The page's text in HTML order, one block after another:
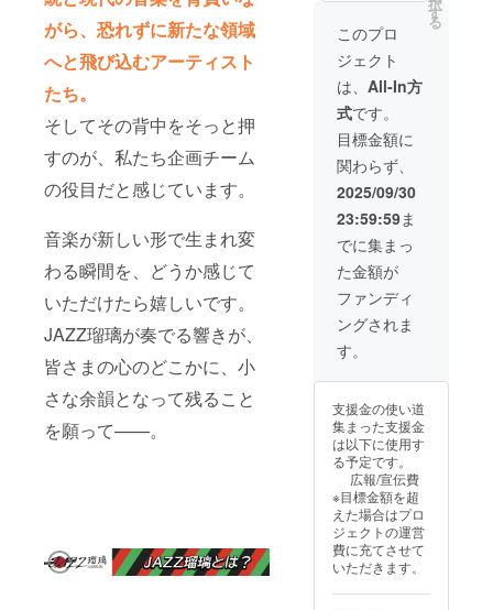
がら、恐れずに新たな領域
へと飛び込むアーティスト
たち。
そしてその背中をそっと押
すのが、私たち企画チーム
の役目だと感じています。
音楽が新しい形で生まれ変
わる瞬間を、どうか感じて
いただけたら嬉しいです。
JAZZ瑠璃が奏でる響きが、
皆さまの心のどこかに、小
さな余韻となって残ること
を願って——。
※掲載期
間は
2025年
11月か
ら1年間
です。
QRコー
ドも掲
載させ
ていた
だきま
す。 ※
掲載す
る内容
はメー
ルにて
確認さ
せてい
ただき
ます。
※ネット
ワーク
販売ま
たは企
が相違
合等、
お断り
させて
いただ
く場合
があり
ます。
お断り
させて
いただ
いた場
ウェブ
サイ
ト・当
⽇パン
フレッ
トに企
業名を
掲載さ
せてい
ただき
ます。
また、
ウェブ
サイト
にリン
ク掲
載・当
⽇パン
などの
ドも掲
載とイ
ベント
開始時
にスポ
ンサー
として
紹介さ
せてい
ただき
ます。
択
す
る
このプロ
ジェクト
は、 All-In方
式です。
目標金額に
関わらず、
2025/09/30
23:59:59ま
でに集まっ
た金額が
ファンディ
ングされま
す。
支援金の使い道
集まった支援金
は以下に使用す
る予定です。
広報/宣伝費
※目標金額を超
えた場合はプロ
ジェクトの運営
費に充てさせて
いただきます。